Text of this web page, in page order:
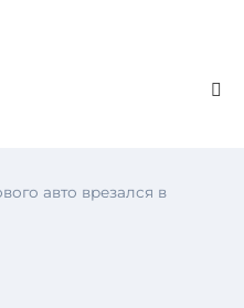
авто врезался в